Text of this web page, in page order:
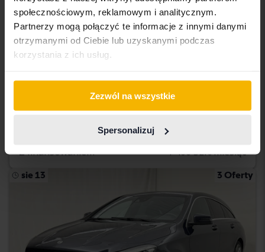
społecznościowym, reklamowym i analitycznym.
Partnerzy mogą połączyć te informacje z innymi danymi
otrzymanymi od Ciebie lub uzyskanymi podczas
korzystania z ich usług.
Zezwól na wszystkie
Spersonalizuj
Testowane
CLA 250 Coupé C118
125 480 km
Benzyna
165 000 SEK
Z finansowaniem 1 406 SEK/miesiąc
sie 13 3 Oferty